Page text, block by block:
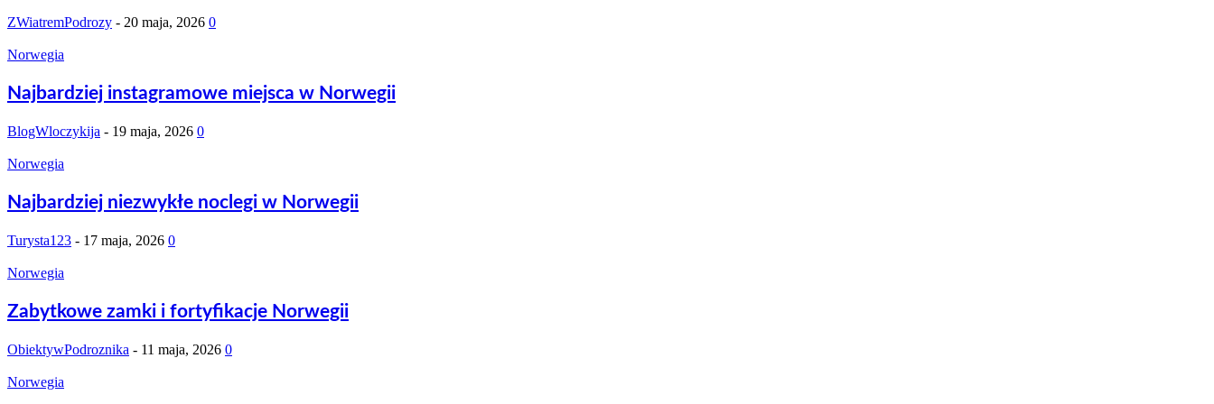
ZWiatremPodrozy - 20 maja, 2026 0
Norwegia
Najbardziej instagramowe miejsca w Norwegii
BlogWloczykija - 19 maja, 2026 0
Norwegia
Najbardziej niezwykłe noclegi w Norwegii
Turysta123 - 17 maja, 2026 0
Norwegia
Zabytkowe zamki i fortyfikacje Norwegii
ObiektywPodroznika - 11 maja, 2026 0
Norwegia